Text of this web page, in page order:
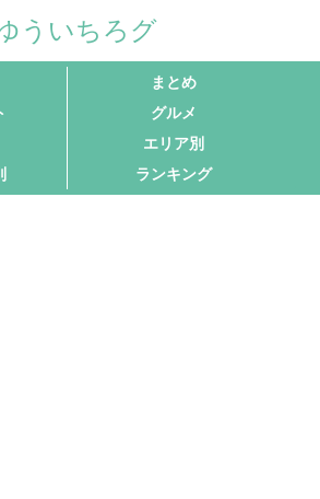
ういちろグ
まとめ
グルメ
エリア別
ランキング